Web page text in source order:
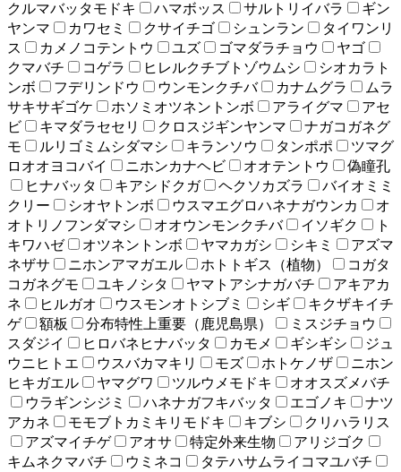
クルマバッタモドキ
ハマボッス サルトリイバラ
ギン
ヤンマ
カワセミ クサイチゴ シュンラン
タイワンリ
ス
カメノコテントウ ユズ ゴマダラチョウ
ヤゴ
クマバチ
コゲラ ヒレルクチブトゾウムシ
シオカラト
ンボ
フデリンドウ ウンモンクチバ カナムグラ
ムラ
サキサギゴケ
ホソミオツネントンボ アライグマ
アセ
ビ
キマダラセセリ クロスジギンヤンマ
ナガコガネグ
モ
ルリゴミムシダマシ キランソウ タンポポ
ツマグ
ロオオヨコバイ
ニホンカナヘビ オオテントウ
偽瞳孔
ヒナバッタ
キアシドクガ ヘクソカズラ
バイオミミ
クリー
シオヤトンボ ウスマエグロハネナガウンカ
オ
オトリノフンダマシ
オオウンモンクチバ イソギク
ト
キワハゼ
オツネントンボ ヤマカガシ シキミ
アズマ
ネザサ
ニホンアマガエル ホトトギス（植物）
コガタ
コガネグモ
ユキノシタ ヤマトアシナガバチ
アキアカ
ネ
ヒルガオ ウスモンオトシブミ シギ
キクザキイチ
ゲ
額板 分布特性上重要（鹿児島県）
ミスジチョウ
スダジイ
ヒロバネヒナバッタ カモメ ギシギシ
ジュ
ウニヒトエ
ウスバカマキリ モズ ホトケノザ
ニホン
ヒキガエル
ヤマグワ ツルウメモドキ
オオスズメバチ
ウラギンシジミ
ハネナガフキバッタ エゴノキ
ナツ
アカネ
モモブトカミキリモドキ キブシ
クリハラリス
アズマイチゲ
アオサ 特定外来生物
アリジゴク
キムネクマバチ
ウミネコ タテハサムライコマユバチ